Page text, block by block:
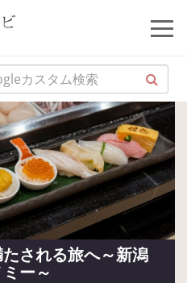
される旅へ～新潟
ー～